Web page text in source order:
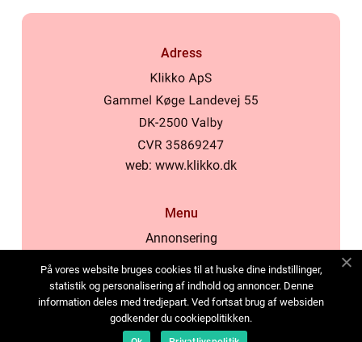
Adress
web: www.klikko.dk
Menu
Annonsering
Cookies
Kontakta oss
Sitemap
På vores website bruges cookies til at huske dine indstillinger,
statistik og personalisering af indhold og annoncer. Denne
information deles med tredjepart. Ved fortsat brug af websiden
godkender du cookiepolitikken.